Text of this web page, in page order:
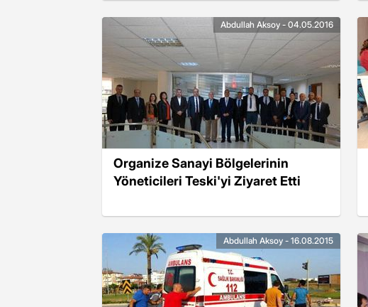
Organize Sanayi Bölgelerinin
Yöneticileri Teski'yi Ziyaret Etti
Abdullah Aksoy - 04.05.2016
Abdullah Aksoy - 16.08.2015